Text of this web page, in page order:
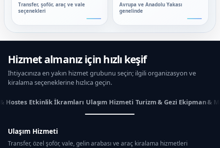
Transfer, şoför, araç ve vale
seçenekleri
Avrupa ve Anadolu Yakası
genelinde
Hizmet almanız için hızlı keşif
İhtiyacınıza en yakın hizmet grubunu seçin; ilgili organizasyon ve
kiralama seçeneklerine hızlıca geçin.
Hostes Etkinlik İkramları Ulaşım Hizmeti Turizm & Gezi Ekipman &
Ulaşım Hizmeti
Transfer, özel şoför, vale, gelin arabası ve araç kiralama hizmetleri